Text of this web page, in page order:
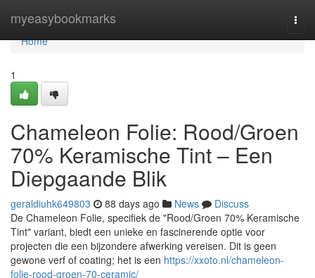
myeasybookmarks
Home
Home
1
Chameleon Folie: Rood/Groen
70% Keramische Tint – Een
Diepgaande Blik
geraldiuhk649803 88 days ago News
Discuss
De Chameleon Folie, specifiek de "Rood/Groen 70% Keramische
Tint" variant, biedt een unieke en fascinerende optie voor
projecten die een bijzondere afwerking vereisen. Dit is geen
gewone verf of coating; het is een https://xxoto.nl/chameleon-
folie-rood-groen-70-ceramic/